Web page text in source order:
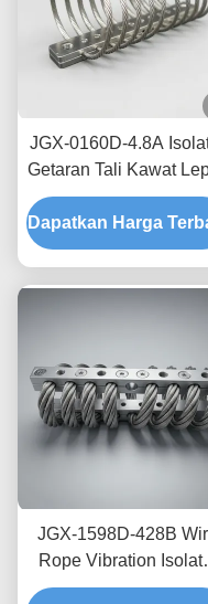
JGX-0160D-4.8A
Getaran Tali Kawat
Pantai Laut Bebas
Perawatan Shock
Baja Tahan Karat
Dapatkan Harga
JGX-1598D-428B
Rope Vibration
Fungus Chemical